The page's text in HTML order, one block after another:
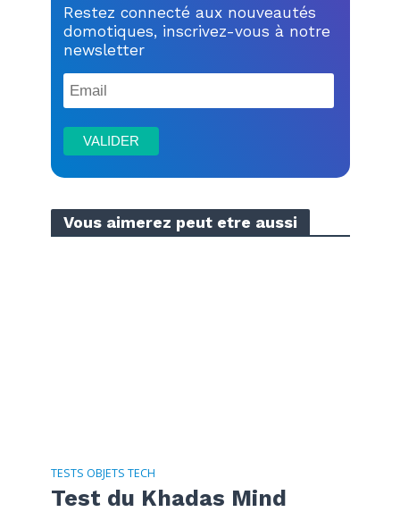
Restez connecté aux nouveautés
domotiques, inscrivez-vous à notre
newsletter
Vous aimerez peut etre aussi
TESTS OBJETS TECH
Test du Khadas Mind